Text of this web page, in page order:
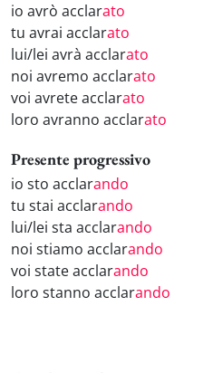
io avrò acclarato
tu avrai acclarato
lui/lei avrà acclarato
noi avremo acclarato
voi avrete acclarato
loro avranno acclarato
Presente progressivo
io sto acclarando
tu stai acclarando
lui/lei sta acclarando
noi stiamo acclarando
voi state acclarando
loro stanno acclarando